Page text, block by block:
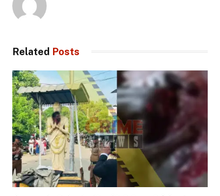
Related Posts